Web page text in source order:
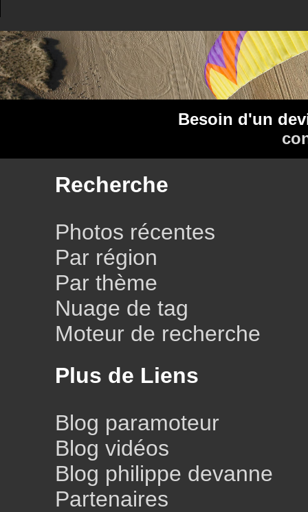
Besoin d'un
Recherche
Photos récentes
Par région
Par thème
Nuage de tag
Moteur de recherche
Plus de Liens
Blog paramoteur
Blog vidéos
Blog philippe devanne
Partenaires